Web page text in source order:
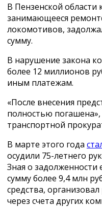
В Пензенской
занимающееся
локомотивов,
сумму.
В нарушение закона
более 12 миллионов
иным платежам.
«После внесения
полностью
транспортной
В марте этого года
осудили 75-летнего
Зная о
сумму более 9,4 млн
средства,
через счета других